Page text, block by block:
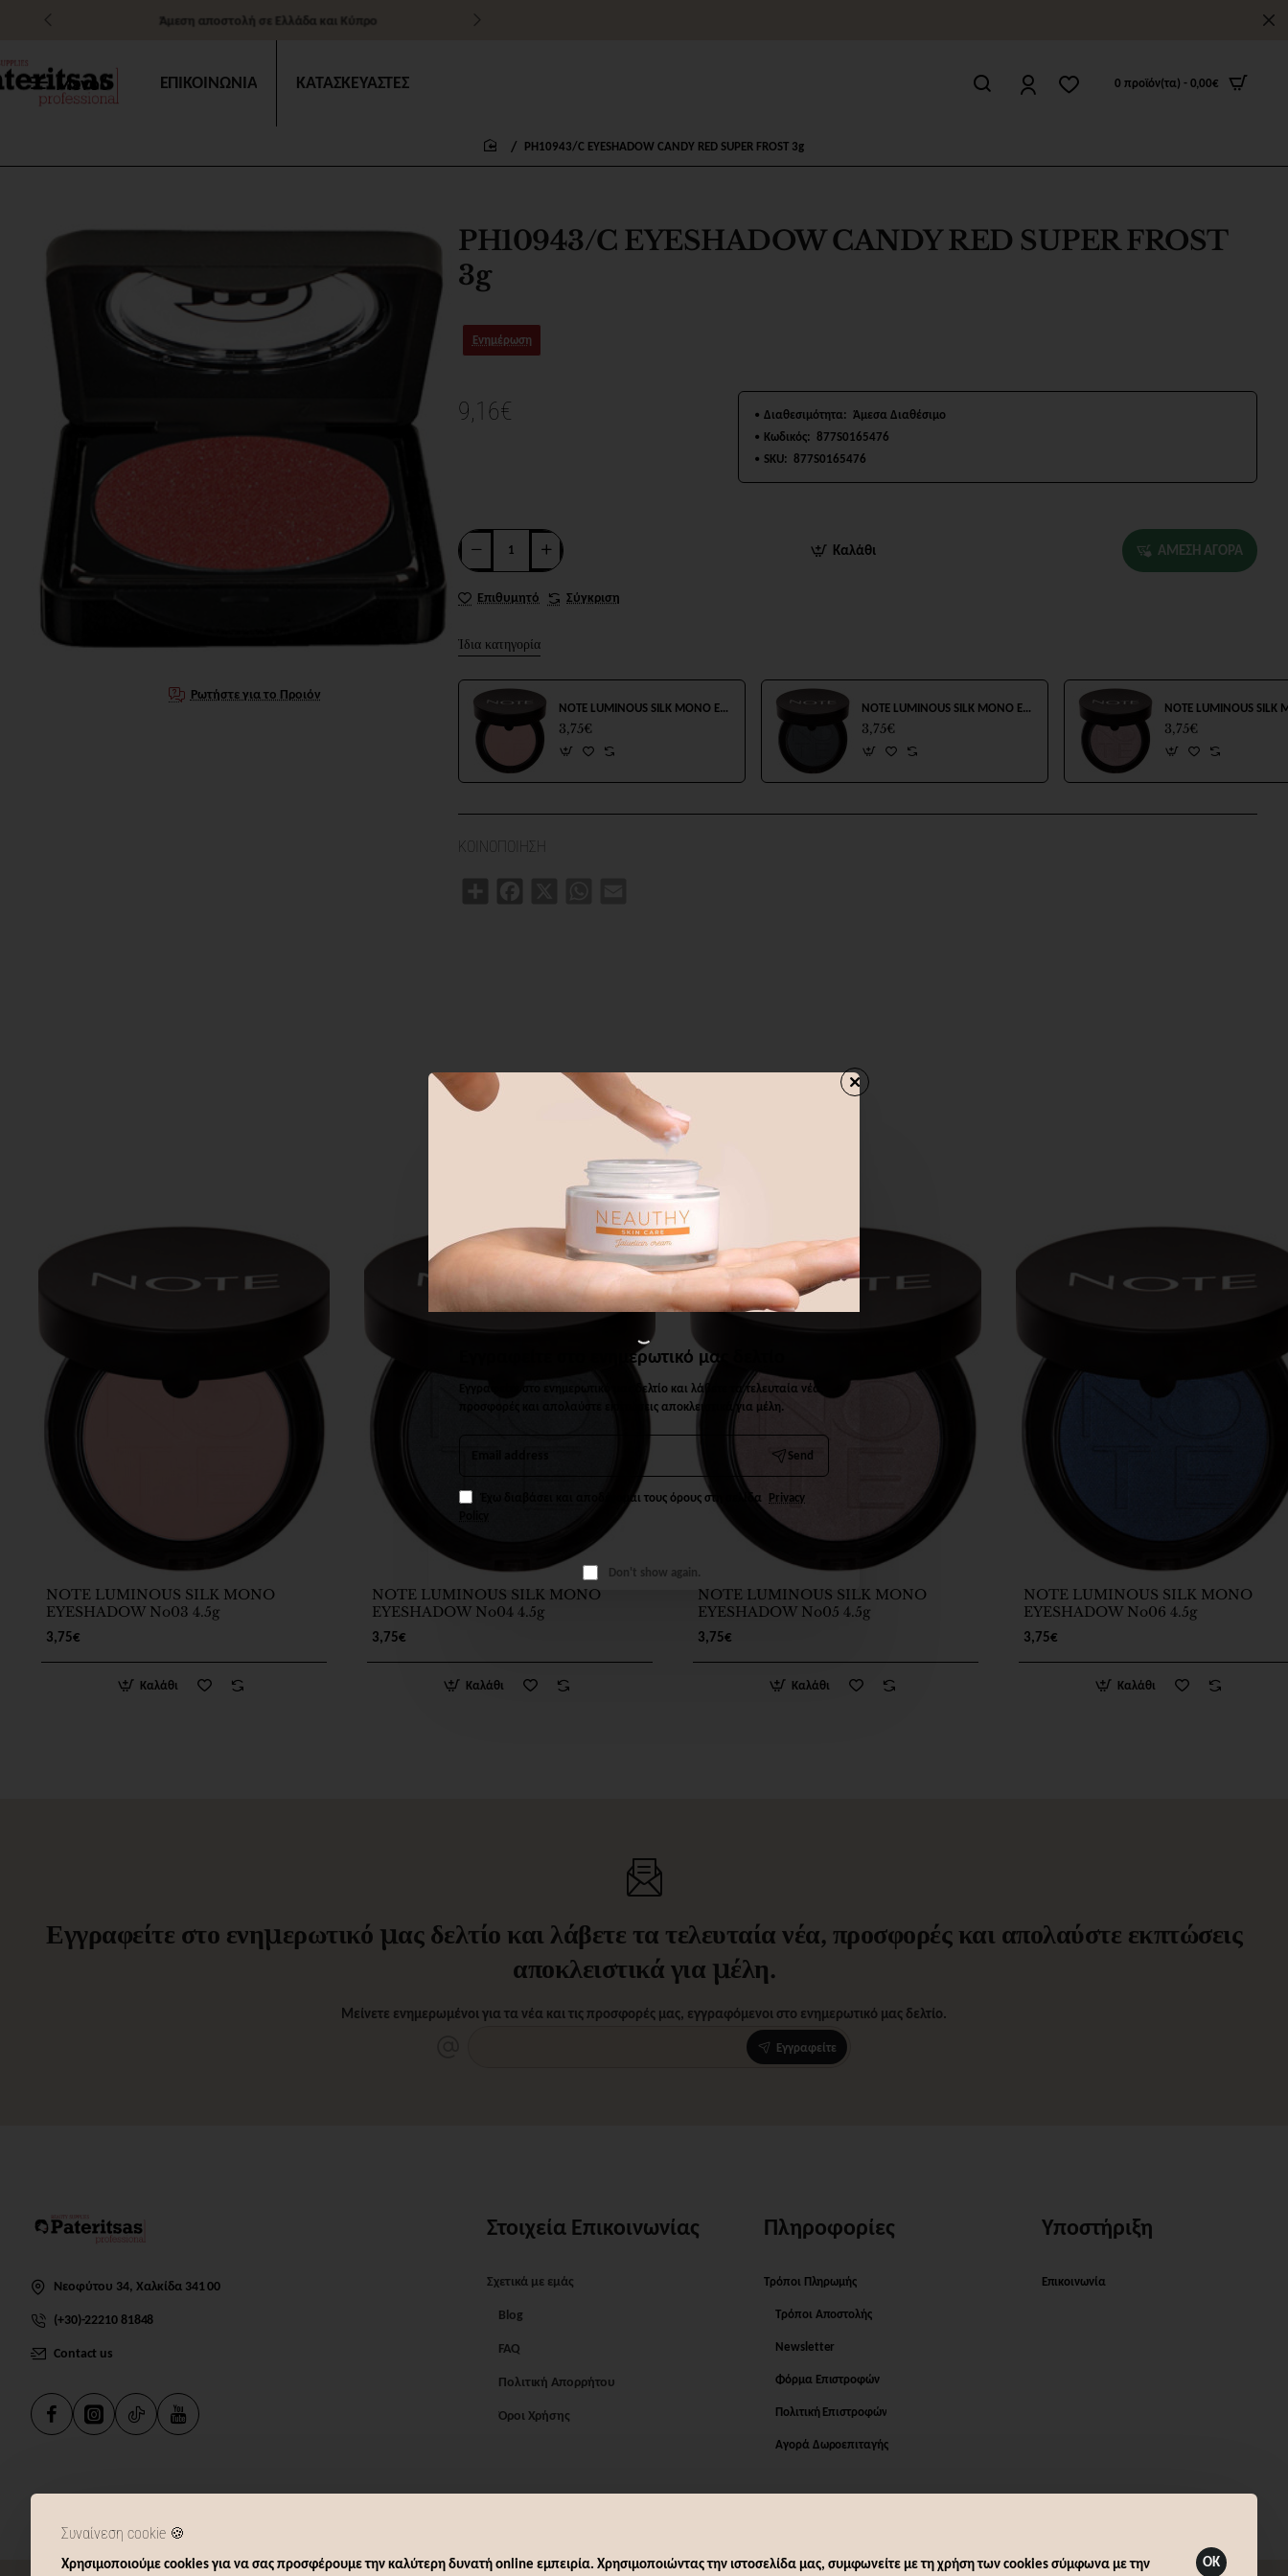
Εγγραφείτε στο ενημερωτικό μας δελτίο
Εγγραφείτε στο ενημερωτικό μας δελτίο και λάβετε τα τελευταία νέα,
προσφορές και απολαύστε εκπτώσεις αποκλειστικά για μέλη.
Send
Έχω διαβάσει και αποδέχομαι τους όρους στη σελίδα Privacy
Don't show again.
Συναίνεση cookie 🍪
Χρησιμοποιούμε cookies για να σας προσφέρουμε την καλύτερη δυνατή online εμπειρία. Χρησιμοποιώντας την ιστοσελίδα μας, συμφωνείτε με τη χρήση των cookies σύμφωνα με την OK
Άμεση αποστολή σε Ελλάδα και Κύπρο
Μενού ΕΠΙΚΟΙΝΩΝΙΑ ΚΑΤΑΣΚΕΥΑΣΤΕΣ 0 προϊόν(τα) - 0,00€
PH10943/C EYESHADOW CANDY RED SUPER FROST 3g
Ρωτήστε για το Προιόν
PH10943/C EYESHADOW CANDY RED SUPER FROST
3g
Ενημέρωση
9,16€ Διαθεσιμότητα: Άμεσα Διαθέσιμο
Κωδικός: 877S0165476
SKU: 877S0165476
Καλάθι ΑΜΕΣΗ ΑΓΟΡΑ
Επιθυμητό Σύγκριση
Ίδια κατηγορία
NOTE LUMINOUS SILK MONO EYESHADOW No03 4.5g
3,75€
NOTE LUMINOUS SILK MONO EYESHADOW No04 4.5g
3,75€ 3,75€
ΚΟΙΝΟΠΟΙΗΣΗ
ΑΠΟ ΤΗΝ ΙΔΙΑ ΚΑΤΗΓΟΡΙΑ
NOTE LUMINOUS SILK MONO
EYESHADOW No03 4.5g
3,75€
Καλάθι
NOTE LUMINOUS SILK MONO
EYESHADOW No04 4.5g
3,75€
Καλάθι
NOTE LUMINOUS SILK MONO
EYESHADOW No05 4.5g
3,75€
Καλάθι
NOTE LUMINOUS SILK MONO
EYESHADOW No06 4.5g
3,75€
Καλάθι
Εγγραφείτε στο ενημερωτικό μας δελτίο και λάβετε τα τελευταία νέα, προσφορές και απολαύστε εκπτώσεις
αποκλειστικά για μέλη.
Μείνετε ενημερωμένοι για τα νέα και τις προσφορές μας, εγγραφόμενοι στο ενημερωτικό μας δελτίο.
Εγγραφείτε
Νεοφύτου 34, Χαλκίδα 341 00
(+30)-22210 81848
Contact us
Στοιχεία Επικοινωνίας
Σχετικά με εμάς
Blog
FAQ
Πολιτική Απορρήτου
Όροι Χρήσης
Πληροφορίες
Τρόποι Πληρωμής
Τρόποι Αποστολής
Newsletter
Φόρμα Επιστροφών
Πολιτική Επιστροφών
Αγορά Δωροεπιταγής
Υποστήριξη
Επικοινωνία